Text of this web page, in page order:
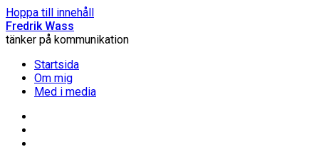
Hoppa till innehåll
Fredrik Wass
tänker på kommunikation
Startsida
Om mig
Med i media